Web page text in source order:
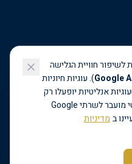
דין. כל הזכויות שמורות.
חוויית הגלישה
Google). עוגיות חיוניות
אנליטיות יופעלו רק
באישורכם. המידע הסטטיסטי מועבר לשרתי Google
ב מדיניות